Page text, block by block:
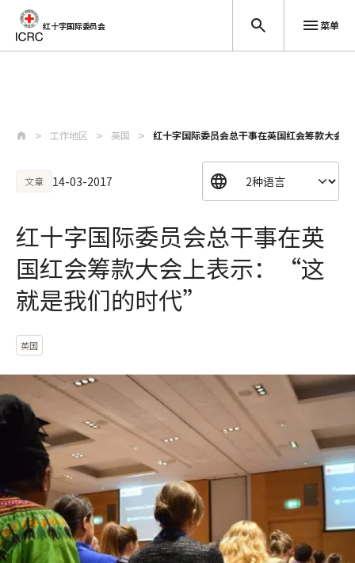
红十字国际委员会 菜单
工作地区 英国 红十字国际委员会总干事在英国红会筹款大会
文章 14-03-2017
红十字国际委员会总干事在英
国红会筹款大会上表示：“这
就是我们的时代”
英国